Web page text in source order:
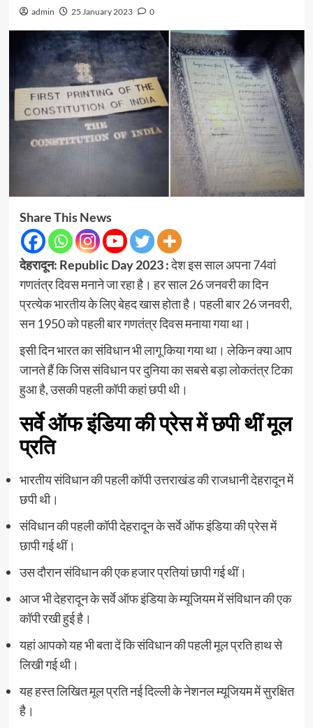
admin 25 January 2023 0
Share This News
देहरादून: Republic Day 2023 :देश इस साल अपना 74वां
गणतंत्र दिवस मनाने जा रहा है। हर साल 26 जनवरी का दिन
प्रत्‍येक भारतीय के लिए बेहद खास होता है। पहली बार 26 जनवरी,
सन 1950 को पहली बार गणतंत्र दिवस मनाया गया था।
इसी दिन भारत का संविधान भी लागू किया गया था। लेकिन क्‍या आप
जानते हैं कि जिस संविधान पर दुनिया का सबसे बड़ा लोकतंत्र टिका
हुआ है, उसकी पहली कॉपी कहां छपी थी।
सर्वे ऑफ इंडिया की प्रेस में छपी थीं मूल
प्रति
भारतीय संविधान की पहली कॉपी उत्तराखंड की राजधानी देहरादून में
छपी थी।
संविधान की पहली कॉपी देहरादून के सर्वे ऑफ इंडिया की प्रेस में
छापी गई थीं।
उस दौरान संविधान की एक हजार प्रतियां छापी गई थीं।
आज भी देहरादून के सर्वे ऑफ इंडिया के म्यूजियम में संविधान की एक
कॉपी रखी हुई है।
यहां आपको यह भी बता दें कि संविधान की पहली मूल प्रति हाथ से
लिखी गई थी।
यह हस्‍त लिखित मूल प्रति नई दिल्ली के नेशनल म्यूजियम में सुरक्षित
है।